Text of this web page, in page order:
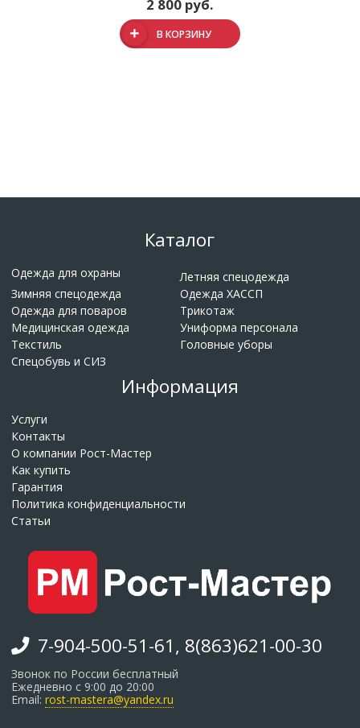
2 800 руб.
В КОРЗИНУ
Каталог
Одежда для охраны
Летняя спецодежда
Зимняя спецодежда
Одежда ХАССП
Одежда для поваров
Трикотаж
Медицинская одежда
Униформа персонала
Текстиль
Головные уборы
Спецобувь и СИЗ
Информация
Услуги
Контакты
О компании Рост-Мастер
Как купить
Гарантия
Политика конфиденциальности
Статьи
7-904-500-51-61, 8(863)621-00-30
Звонок по России бесплатный
Ежедневно с 9:00 до 20:00
Email:rost-mastera@yandex.ru